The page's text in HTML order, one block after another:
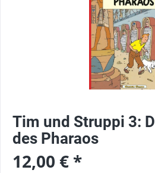
Tim und Struppi 3:
des Pharaos
12,00 € *